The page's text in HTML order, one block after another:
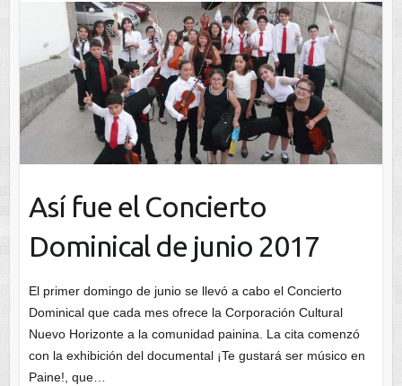
Así fue el Concierto
Dominical de junio 2017
El primer domingo de junio se llevó a cabo el Concierto
Dominical que cada mes ofrece la Corporación Cultural
Nuevo Horizonte a la comunidad painina. La cita comenzó
con la exhibición del documental ¡Te gustará ser músico en
Paine!, que…